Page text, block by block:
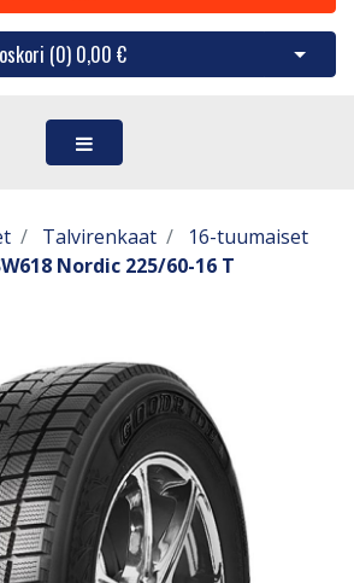
(0) 0,00 € Avaa
Talvirenkaat
16-tuumaiset
Nordic 225/60-16 T